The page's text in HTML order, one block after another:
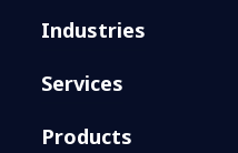
Industries
Services
Products